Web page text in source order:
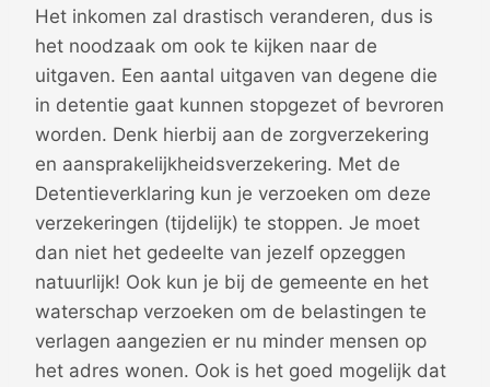
Het inkomen zal drastisch veranderen, dus is
het noodzaak om ook te kijken naar de
uitgaven. Een aantal uitgaven van degene die
in detentie gaat kunnen stopgezet of bevroren
worden. Denk hierbij aan de zorgverzekering
en aansprakelijkheidsverzekering. Met de
Detentieverklaring kun je verzoeken om deze
verzekeringen (tijdelijk) te stoppen. Je moet
dan niet het gedeelte van jezelf opzeggen
natuurlijk! Ook kun je bij de gemeente en het
waterschap verzoeken om de belastingen te
verlagen aangezien er nu minder mensen op
het adres wonen. Ook is het goed mogelijk dat